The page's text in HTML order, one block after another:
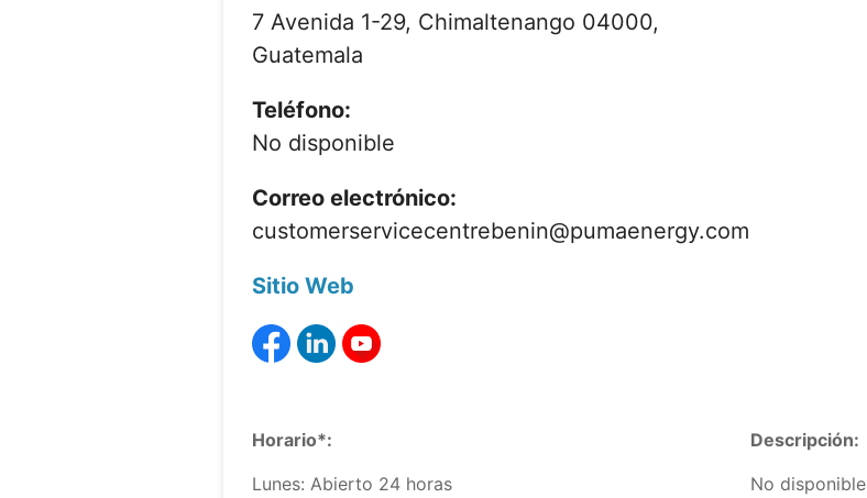
7 Avenida 1-29, Chimaltenango 04000,
Guatemala
Teléfono:
No disponible
Correo electrónico:
customerservicecentrebenin@pumaenergy.com
Sitio Web
Horario*:
Lunes: Abierto 24 horas
Descripción:
No disponible